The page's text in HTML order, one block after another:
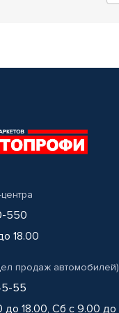
550
18.00
продаж автомобилей)
55
18.00, Сб с 9.00 до